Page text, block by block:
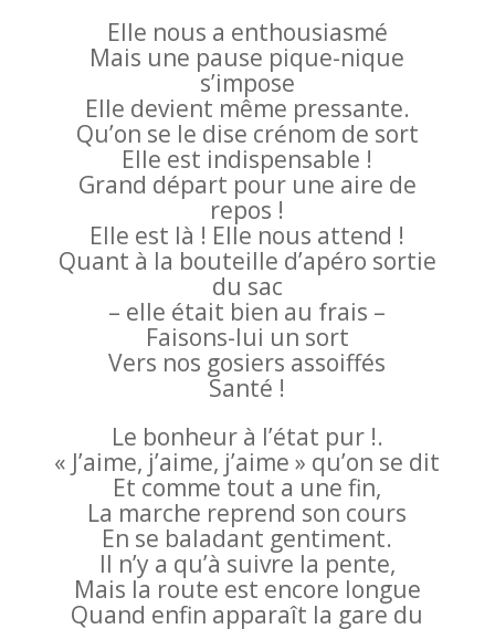
Elle nous a enthousiasmé
Mais une pause pique-nique
s’impose
Elle devient même pressante.
Qu’on se le dise crénom de sort
Elle est indispensable !
Grand départ pour une aire de
repos !
Elle est là ! Elle nous attend !
Quant à la bouteille d’apéro sortie
du sac
– elle était bien au frais –
Faisons-lui un sort
Vers nos gosiers assoiffés
Santé !
Le bonheur à l’état pur !.
« J’aime, j’aime, j’aime » qu’on se dit
Et comme tout a une fin,
La marche reprend son cours
En se baladant gentiment.
Il n’y a qu’à suivre la pente,
Mais la route est encore longue
Quand enfin apparaît la gare du